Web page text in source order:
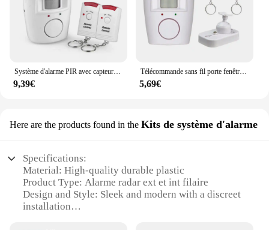
Système d'alarme PIR avec capteur infrarouge, 2 télécommandes de sécurité à domicile sans fil, alarme antivol avec détecteur de mouvement, sirène SpringDB
9,39€
Télécommande sans fil porte fenêtre alarme maison sans fil PIR/capteur d'alarme de mouvement avec 2 alarmes télécommandées 120db
5,69€
Here are the products found in the Kits de système d'alarme
Specifications:
Material: High-quality durable plastic
Product Type: Alarme radar ext et int filaire
Design and Style: Sleek and modern with a discreet
installation